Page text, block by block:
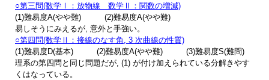
○第三問(数学Ⅰ：放物線 数学Ⅱ：関数の増減)
(1)難易度A(やや難) (2)難易度A(やや難)
易しそうにみえるが, 意外と手強い。
○第四問(数学Ⅱ：接線のなす角, 3 次曲線の性質)
(1)難易度D(基本) (2)難易度A(やや難) (3)難易度S(難問)
理系の第四問と同じ問題だが, (1) が付け加えられている分解きやす
くはなっている。